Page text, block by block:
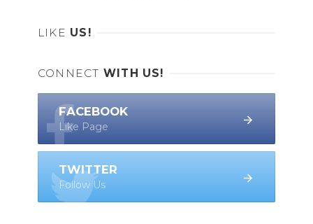
LIKE US!
CONNECT WITH US!
FACEBOOK
Like Page
TWITTER
Follow Us